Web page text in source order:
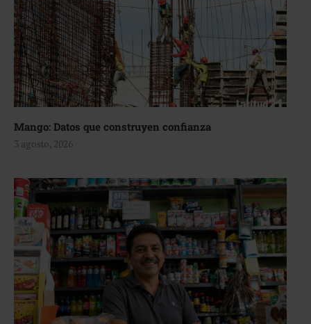
Mango: Datos que construyen confianza
3 agosto, 2026